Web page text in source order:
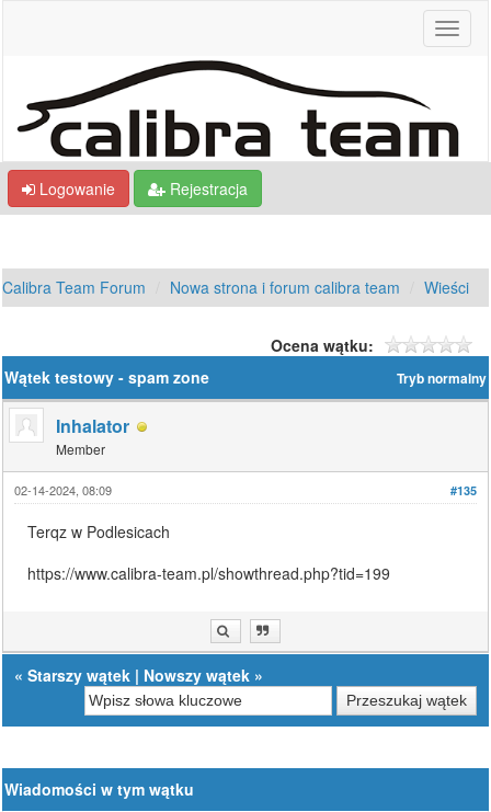
Logowanie Rejestracja
Calibra Team Forum Nowa strona i forum calibra team Wieści
Ocena wątku:
Tryb normalny
Wątek testowy - spam zone
Inhalator
Member
#135
02-14-2024, 08:09
Terqz w Podlesicach
https://www.calibra-team.pl/showthread.php?tid=199
«Starszy wątek | Nowszy wątek »
Wiadomości w tym wątku